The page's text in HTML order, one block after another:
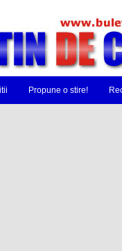
Propune o stire!